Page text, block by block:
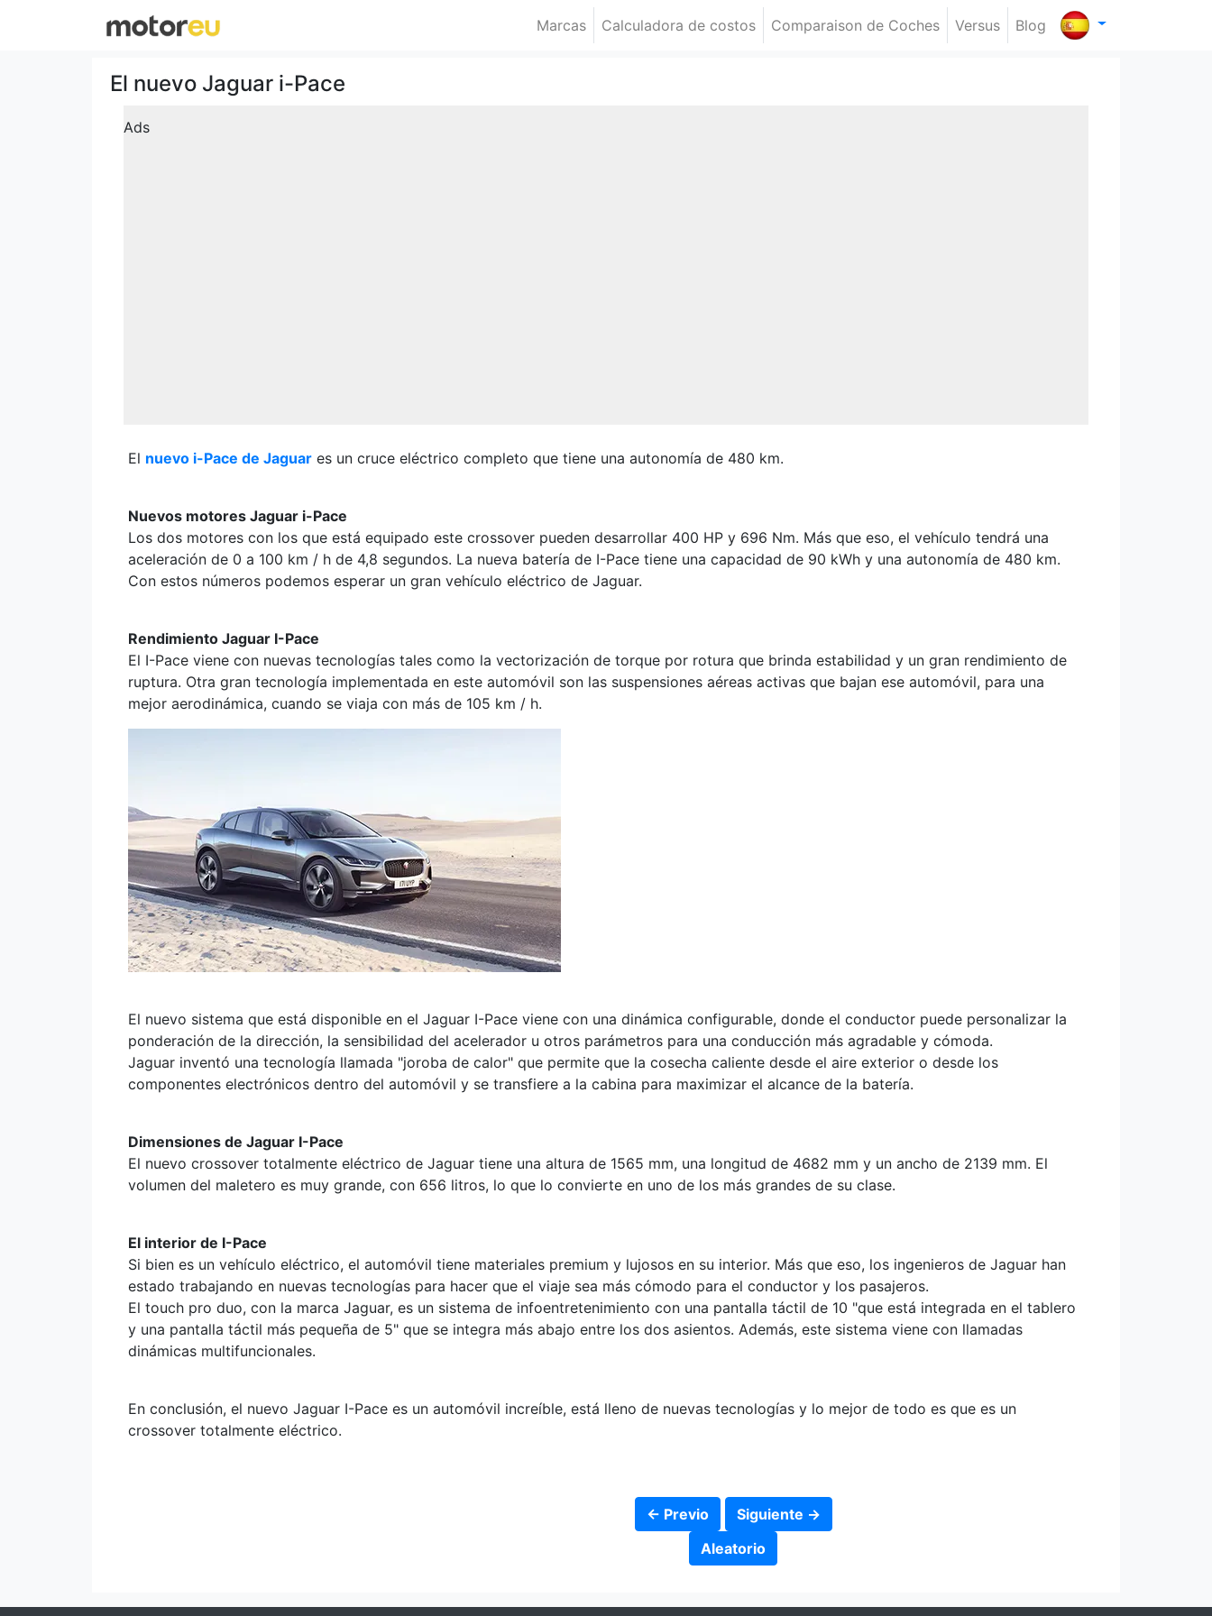
Marcas Calculadora de costos Comparaison de Coches Versus Blog
El nuevo Jaguar i-Pace
Ads
El nuevo i-Pace de Jaguar es un cruce eléctrico completo que tiene una autonomía de 480 km.
Nuevos motores Jaguar i-Pace
Los dos motores con los que está equipado este crossover pueden desarrollar 400 HP y 696 Nm. Más que eso, el vehículo tendrá una
aceleración de 0 a 100 km / h de 4,8 segundos. La nueva batería de I-Pace tiene una capacidad de 90 kWh y una autonomía de 480 km.
Con estos números podemos esperar un gran vehículo eléctrico de Jaguar.
Rendimiento Jaguar I-Pace
El I-Pace viene con nuevas tecnologías tales como la vectorización de torque por rotura que brinda estabilidad y un gran rendimiento de
ruptura. Otra gran tecnología implementada en este automóvil son las suspensiones aéreas activas que bajan ese automóvil, para una
mejor aerodinámica, cuando se viaja con más de 105 km / h.
El nuevo sistema que está disponible en el Jaguar I-Pace viene con una dinámica configurable, donde el conductor puede personalizar la
ponderación de la dirección, la sensibilidad del acelerador u otros parámetros para una conducción más agradable y cómoda.
Jaguar inventó una tecnología llamada "joroba de calor" que permite que la cosecha caliente desde el aire exterior o desde los
componentes electrónicos dentro del automóvil y se transfiere a la cabina para maximizar el alcance de la batería.
Dimensiones de Jaguar I-Pace
El nuevo crossover totalmente eléctrico de Jaguar tiene una altura de 1565 mm, una longitud de 4682 mm y un ancho de 2139 mm. El
volumen del maletero es muy grande, con 656 litros, lo que lo convierte en uno de los más grandes de su clase.
El interior de I-Pace
Si bien es un vehículo eléctrico, el automóvil tiene materiales premium y lujosos en su interior. Más que eso, los ingenieros de Jaguar han
estado trabajando en nuevas tecnologías para hacer que el viaje sea más cómodo para el conductor y los pasajeros.
El touch pro duo, con la marca Jaguar, es un sistema de infoentretenimiento con una pantalla táctil de 10 "que está integrada en el tablero
y una pantalla táctil más pequeña de 5" que se integra más abajo entre los dos asientos. Además, este sistema viene con llamadas
dinámicas multifuncionales.
En conclusión, el nuevo Jaguar I-Pace es un automóvil increíble, está lleno de nuevas tecnologías y lo mejor de todo es que es un
crossover totalmente eléctrico.
← Previo
Siguiente →
Aleatorio